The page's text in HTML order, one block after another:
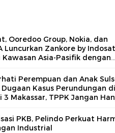
Ooredoo Group, Nokia, dan
Luncurkan Zankore by
Kawasan Asia-Pasifik dengan
Perempuan dan Anak
Kasus Perundungan
3 Makassar, TPPK Jangan
PKB, Pelindo Perkuat
Industrial